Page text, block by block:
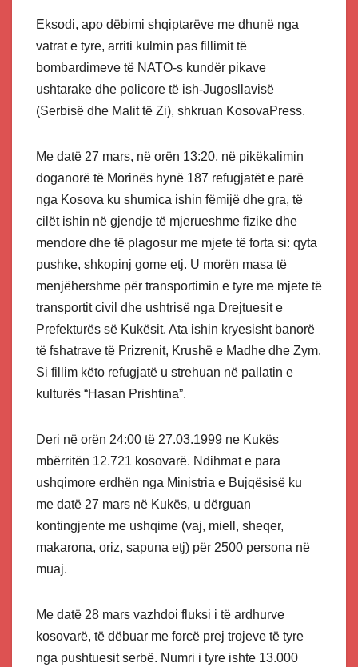
Eksodi, apo dëbimi shqiptarëve me dhunë nga
vatrat e tyre, arriti kulmin pas fillimit të
bombardimeve të NATO-s kundër pikave
ushtarake dhe policore të ish-Jugosllavisë
(Serbisë dhe Malit të Zi), shkruan KosovaPress.
Me datë 27 mars, në orën 13:20, në pikëkalimin
doganorë të Morinës hynë 187 refugjatët e parë
nga Kosova ku shumica ishin fëmijë dhe gra, të
cilët ishin në gjendje të mjerueshme fizike dhe
mendore dhe të plagosur me mjete të forta si: qyta
pushke, shkopinj gome etj. U morën masa të
menjëhershme për transportimin e tyre me mjete të
transportit civil dhe ushtrisë nga Drejtuesit e
Prefekturës së Kukësit. Ata ishin kryesisht banorë
të fshatrave të Prizrenit, Krushë e Madhe dhe Zym.
Si fillim këto refugjatë u strehuan në pallatin e
kulturës “Hasan Prishtina”.
Deri në orën 24:00 të 27.03.1999 ne Kukës
mbërritën 12.721 kosovarë. Ndihmat e para
ushqimore erdhën nga Ministria e Bujqësisë ku
me datë 27 mars në Kukës, u dërguan
kontingjente me ushqime (vaj, miell, sheqer,
makarona, oriz, sapuna etj) për 2500 persona në
muaj.
Me datë 28 mars vazhdoi fluksi i të ardhurve
kosovarë, të dëbuar me forcë prej trojeve të tyre
nga pushtuesit serbë. Numri i tyre ishte 13.000